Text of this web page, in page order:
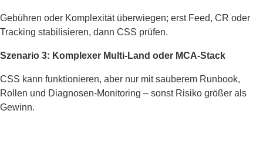
Gebühren oder Komplexität überwiegen; erst Feed, CR oder
Tracking stabilisieren, dann CSS prüfen.
Szenario 3: Komplexer Multi-Land oder MCA-Stack
CSS kann funktionieren, aber nur mit sauberem Runbook,
Rollen und Diagnosen-Monitoring – sonst Risiko größer als
Gewinn.